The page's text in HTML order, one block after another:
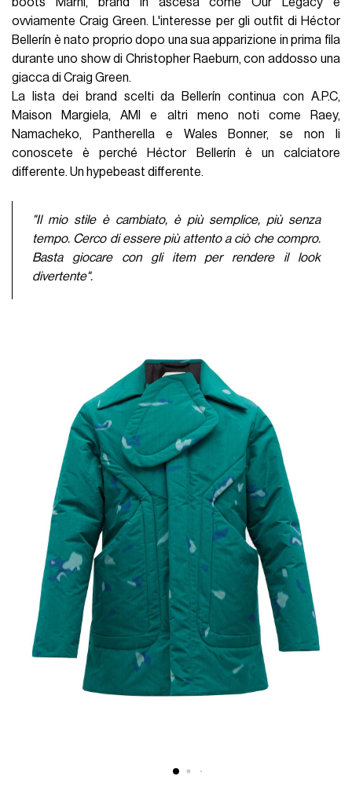
ovviamente Craig Green. L'interesse per gli outfit di Héctor
Bellerín è nato proprio dopo una sua apparizione in prima fila
durante uno show di Christopher Raeburn, con addosso una
giacca di Craig Green.
La lista dei brand scelti da Bellerín continua con A.P.C,
Maison Margiela, AMI e altri meno noti come Raey,
Namacheko, Pantherella e Wales Bonner, se non li
conoscete è perché Héctor Bellerín è un calciatore
differente. Un hypebeast differente.
"Il mio stile è cambiato, è più semplice, più senza
tempo. Cerco di essere più attento a ciò che compro.
Basta giocare con gli item per rendere il look
divertente".